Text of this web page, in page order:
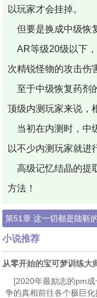
以玩家才会挂掉。
但要是换成中级恢
AR等级20级以下
次精锐怪物的攻击伤
至于中级恢复药剂
顶级内测玩家来说，
当初在内测时，中
以不少内测玩家就进
高级记忆结晶的提
方法！
第51章 这一切都是陆靳
小说推荐
从零开始的宝可梦训练大
[2020年最励志的pm
争的真相前往各个极巨